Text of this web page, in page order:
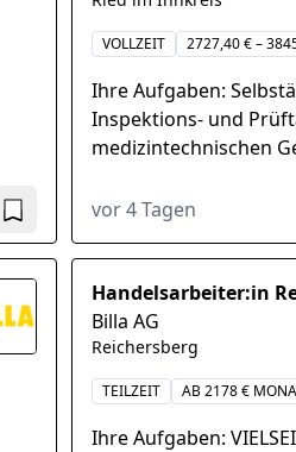
VOLLZEIT 2727,40 € –
Ihre Aufgaben:
Inspektions- und
medizintechnischen
Oberösterreich...
vor 4 Tagen
Handelsarbeiter:in
Billa AG
Reichersberg
TEILZEIT AB 2178 €
Ihre Aufgaben: